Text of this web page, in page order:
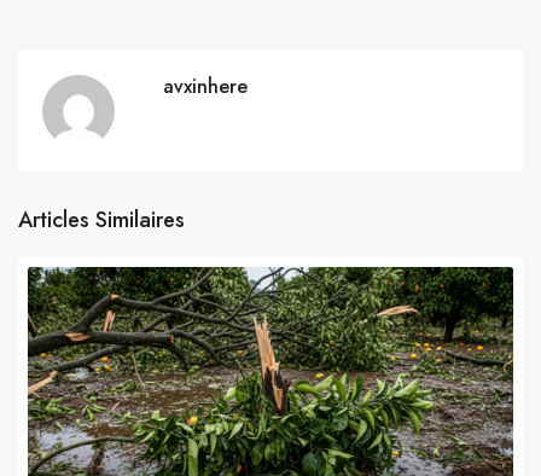
avxinhere
Articles Similaires